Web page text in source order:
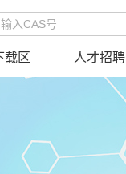
载区 人才招聘